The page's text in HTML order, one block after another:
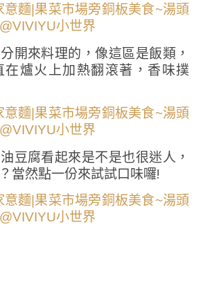
開來料理的，像這區是飯類，
在爐火上加熱翻滾著，香味撲
豆腐看起來是不是也很迷人，
當然點一份來試試口味囉!